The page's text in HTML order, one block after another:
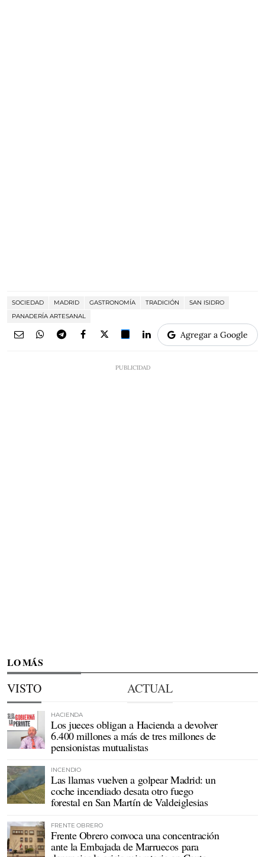
SOCIEDAD MADRID GASTRONOMÍA TRADICIÓN
SAN ISIDRO
PANADERÍA ARTESANAL
Agregar a Google
LO MÁS
VISTO ACTUAL
HACIENDA
Los jueces obligan a Hacienda a devolver
6.400 millones a más de tres millones de
pensionistas mutualistas
INCENDIO
Las llamas vuelven a golpear Madrid: un
coche incendiado desata otro fuego
forestal en San Martín de Valdeiglesias
FRENTE OBRERO
Frente Obrero convoca una concentración
ante la Embajada de Marruecos para